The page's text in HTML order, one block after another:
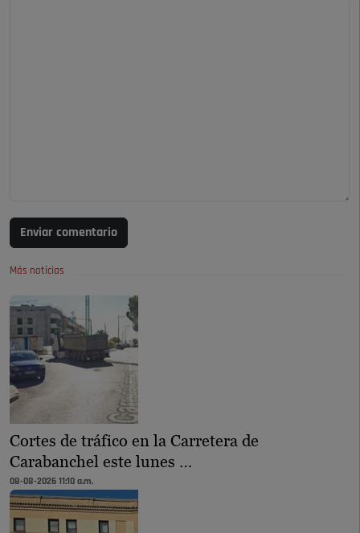
Enviar comentario
Más noticias
Cortes de tráfico en la Carretera de
Carabanchel este lunes …
08-08-2026 11:10 a.m.